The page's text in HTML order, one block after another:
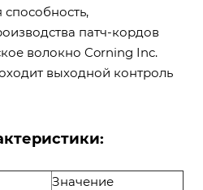
способность,
патч-кордов
волокно Corning Inc.
выходной контроль
Значение